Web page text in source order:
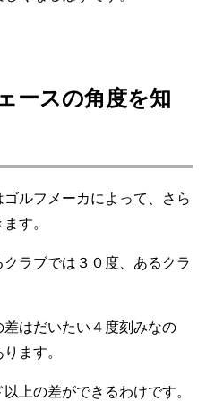
ースの角度を知
ルフメーカによって、さら
す。
ラブでは３０度、あるクラ
はだいたい４度刻みなの
ます。
上の差ができるわけです。